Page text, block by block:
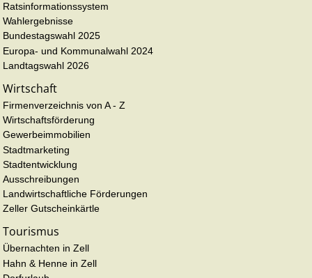
Ratsinformationssystem
Wahlergebnisse
Bundestagswahl 2025
Europa- und Kommunalwahl 2024
Landtagswahl 2026
Wirtschaft
Firmenverzeichnis von A - Z
Wirtschaftsförderung
Gewerbeimmobilien
Stadtmarketing
Stadtentwicklung
Ausschreibungen
Landwirtschaftliche Förderungen
Zeller Gutscheinkärtle
Tourismus
Übernachten in Zell
Hahn & Henne in Zell